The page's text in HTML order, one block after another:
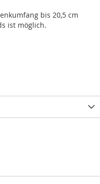
bis 20,5 cm
ist möglich.